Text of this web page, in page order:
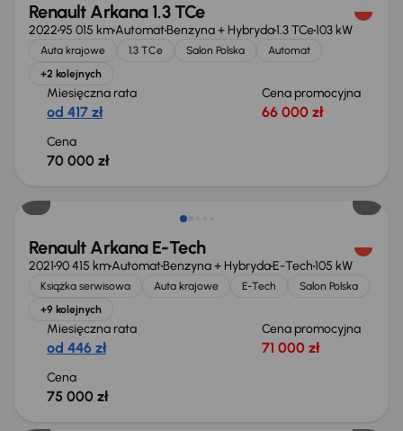
Renault Arkana 1.3 TCe
202295 015 kmAutomatBenzyna + Hybryda1.3 TCe103 kW
Auta krajowe 1.3 TCe Salon Polska
Automat
+2 kolejnych
Miesięczna rata
od 417 zł
Cena promocyjna
66 000 zł
Cena
70 000 zł
Renault Arkana E-Tech
202190 415 kmAutomatBenzyna + HybrydaE-Tech105 kW
Książka serwisowa Auta krajowe E-Tech
Salon Polska
+9 kolejnych
Miesięczna rata
od 446 zł
Cena promocyjna
71 000 zł
Cena
75 000 zł